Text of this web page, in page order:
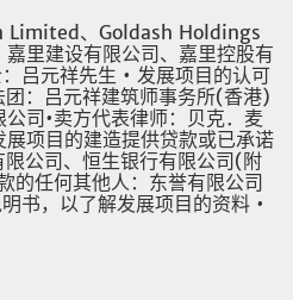
Limited、Goldash Holdings
里建设有限公司、嘉里控股有
吕元祥先生 • 发展项目的认可
：吕元祥建筑师事务所(香港)
司•卖方代表律师：贝克．麦
项目的建造提供贷款或已承诺
公司、恒生银行有限公司(附
的任何其他人：东誉有限公司
书，以了解发展项目的资料 •